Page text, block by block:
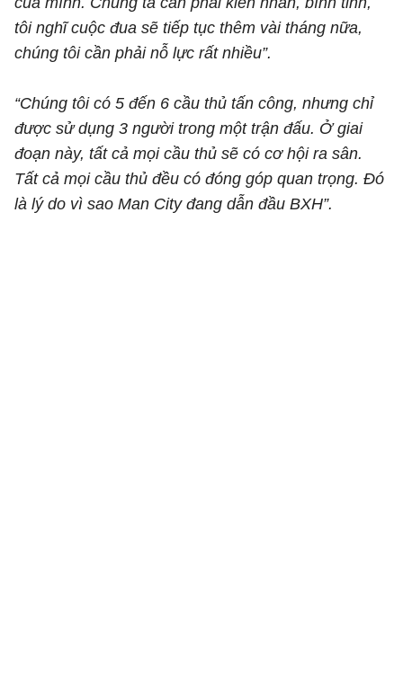
tôi nghĩ cuộc đua sẽ tiếp tục thêm vài tháng nữa,
chúng tôi cần phải nỗ lực rất nhiều”.
“Chúng tôi có 5 đến 6 cầu thủ tấn công, nhưng chỉ
được sử dụng 3 người trong một trận đấu. Ở giai
đoạn này, tất cả mọi cầu thủ sẽ có cơ hội ra sân.
Tất cả mọi cầu thủ đều có đóng góp quan trọng. Đó
là lý do vì sao Man City đang dẫn đầu BXH”.